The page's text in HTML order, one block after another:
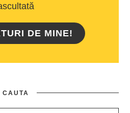
DE MINE!
CAUTA